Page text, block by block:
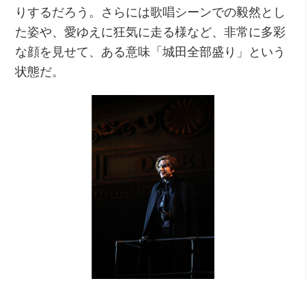
りするだろう。さらには歌唱シーンでの毅然とし
た姿や、愛ゆえに狂気に走る様など、非常に多彩
な顔を見せて、ある意味「城田全部盛り」という
状態だ。